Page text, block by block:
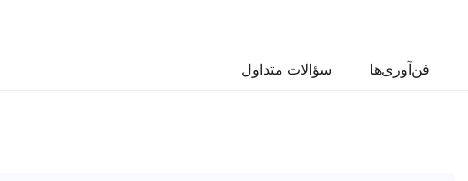
فن‌آوری‌ها سؤالات متداول